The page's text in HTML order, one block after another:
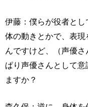
伊藤：僕らが役者と
体の動きとかで、表
んですけど、（声優
ぱり声優さんとして
ますか？